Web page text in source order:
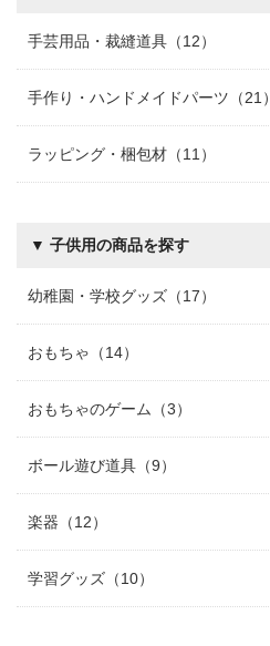
手芸用品・裁縫道具（12）
手作り・ハンドメイドパーツ（21）
ラッピング・梱包材（11）
▼ 子供用の商品を探す
幼稚園・学校グッズ（17）
おもちゃ（14）
おもちゃのゲーム（3）
ボール遊び道具（9）
楽器（12）
学習グッズ（10）